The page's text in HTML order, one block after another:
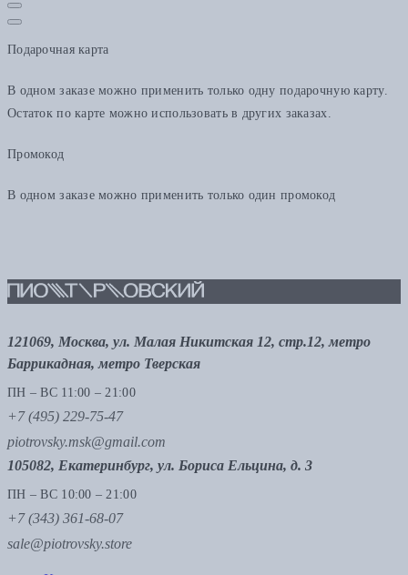
Подарочная карта
В одном заказе можно применить только одну подарочную карту.
Остаток по карте можно использовать в других заказах.
Промокод
В одном заказе можно применить только один промокод
121069, Москва, ул. Малая Никитская 12, стр.12, метро
Баррикадная, метро Тверская
ПН – ВС 11:00 – 21:00
+7 (495) 229-75-47
piotrovsky.msk@gmail.com
105082, Екатеринбург, ул. Бориса Ельцина, д. 3
ПН – ВС 10:00 – 21:00
+7 (343) 361-68-07
sale@piotrovsky.store